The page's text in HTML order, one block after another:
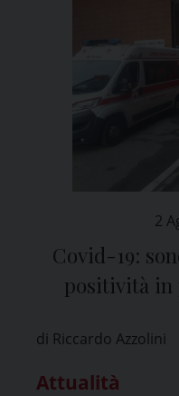
2
Covid-19:
positività in
di Riccardo Azzolini
Attualità